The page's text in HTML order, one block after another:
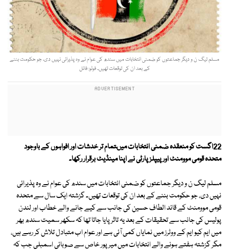
مسلم لیگ ن و دیگر جماعتوں کو ضمنی انتخابات میں سندھ کی عوام نے وہ پذیرائی نہیں دی، جو حکومت بننے
کے بعد ان کی توقعات تھیں۔ فوٹو: فائل
22اگست کو منعقدہ ضمنی انتخابات میںتمام تر خدشات اور افواہوں کے باوجود
متحدہ قومی موومنٹ اور پیپلزپارٹی نے اپنا مینڈیٹ برقرار رکھا۔
مسلم لیگ ن و دیگر جماعتوں کو ضمنی انتخابات میں سندھ کی عوام نے وہ پذیرائی
نہیں دی، جو حکومت بننے کے بعد ان کی توقعات تھیں۔ گزشتہ ایک سال سے متحدہ
قومی موومنٹ کے قائد الطاف حسین کی جانب سے کیے جانے والے خطاب اور لندن
پولیس کی جانب سے تحقیقات کے بعد یہ تاثر پایا جاتا تھا کہ سکھر سمیت سندھ بھر
میں ایم کیو ایم کے ووٹرز میں نمایاں کمی آئی ہے اور عوام اب متبادل تلاش کر رہے ہیں،
مگر گزشتہ ہفتے ہونے والے انتخابات میں میرپور خاص سے صوبائی اسمبلی جب کہ